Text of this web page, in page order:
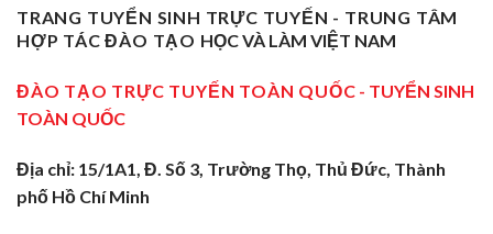
Nghề
Cửa
Ngõ
Miền
2026
Tây
Ninh:
Truyền
Tại
Dạy
Nghề
Sơ
Tại
Sóc
Nghề
Tại
TRANG TUYỂN SINH TRỰC TUYẾN - TRUNG TÂM
HỢP TÁC ĐÀO TẠO HỌC VÀ LÀM VIỆT NAM
ĐÀO TẠO TRỰC TUYẾN TOÀN QUỐC - TUYỂN SINH
TOÀN QUỐC
Địa chỉ: 15/1A1, Đ. Số 3, Trường Thọ, Thủ Đức, Thành
phố Hồ Chí Minh